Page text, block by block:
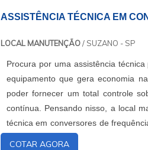
ASSISTÊNCIA TÉCNICA EM
LOCAL MANUTENÇÃO/ SUZANO - SP
Procura por uma assistência
equipamento que gera economia
poder fornecer um total controle
contínua. Pensando nisso, a local
técnica em conversores de
e durabilidade. Marcas que....
COTAR AGORA